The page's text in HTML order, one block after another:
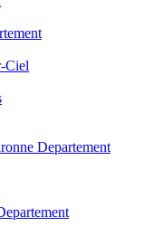
Ciel
Departement